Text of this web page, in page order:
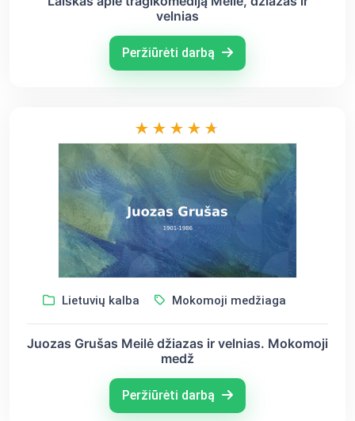
velnias
Peržiūrėti darbą
Lietuvių kalba Mokomoji medžiaga
Juozas Grušas Meilė džiazas ir velnias. Mokomoji
medž
Peržiūrėti darbą